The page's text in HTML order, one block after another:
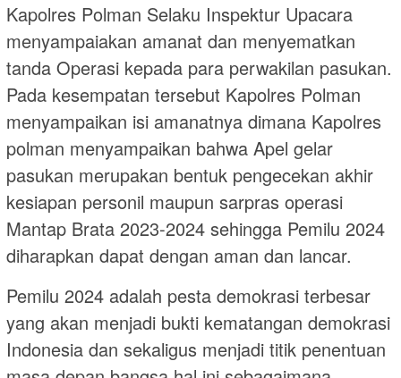
Kapolres Polman Selaku Inspektur Upacara
menyampaiakan amanat dan menyematkan
tanda Operasi kepada para perwakilan pasukan.
Pada kesempatan tersebut Kapolres Polman
menyampaikan isi amanatnya dimana Kapolres
polman menyampaikan bahwa Apel gelar
pasukan merupakan bentuk pengecekan akhir
kesiapan personil maupun sarpras operasi
Mantap Brata 2023-2024 sehingga Pemilu 2024
diharapkan dapat dengan aman dan lancar.
Pemilu 2024 adalah pesta demokrasi terbesar
yang akan menjadi bukti kematangan demokrasi
Indonesia dan sekaligus menjadi titik penentuan